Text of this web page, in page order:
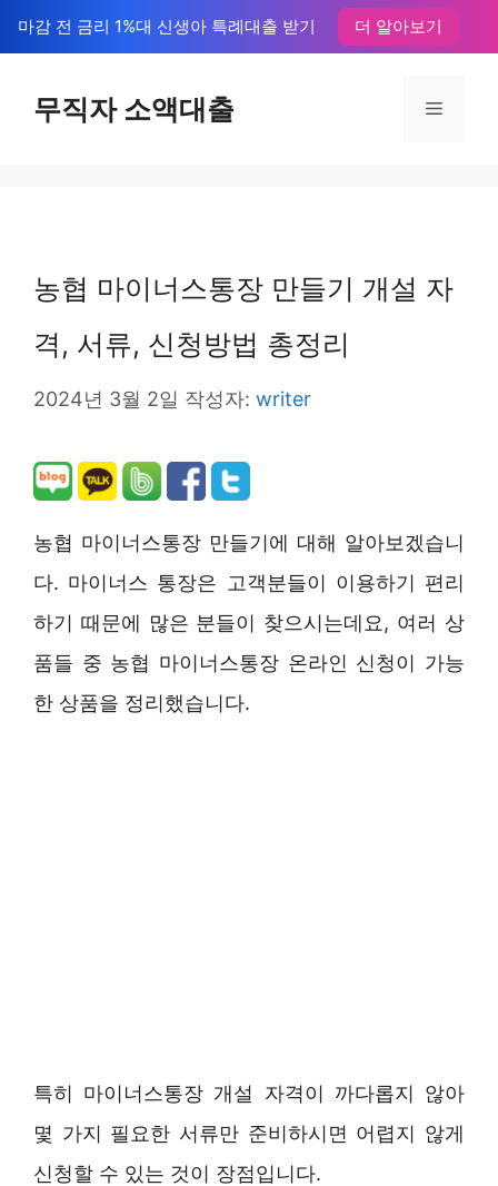
텐
마감 전 금리 1%대 신생아 특례대출 받기 더 알아보기
무직자 소액대출 메
농협 마이너스통장 만들기 개설 자
격, 서류, 신청방법 총정리
2024년 3월 2일 작성자: writer
농협 마이너스통장 만들기에 대해 알아보겠습니
다. 마이너스 통장은 고객분들이 이용하기 편리
하기 때문에 많은 분들이 찾으시는데요, 여러 상
품들 중 농협 마이너스통장 온라인 신청이 가능
한 상품을 정리했습니다.
특히 마이너스통장 개설 자격이 까다롭지 않아
몇 가지 필요한 서류만 준비하시면 어렵지 않게
신청할 수 있는 것이 장점입니다.